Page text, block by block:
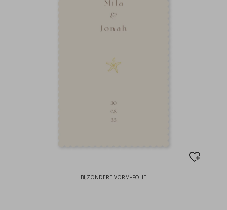
BIJZONDERE VORM+FOLIE